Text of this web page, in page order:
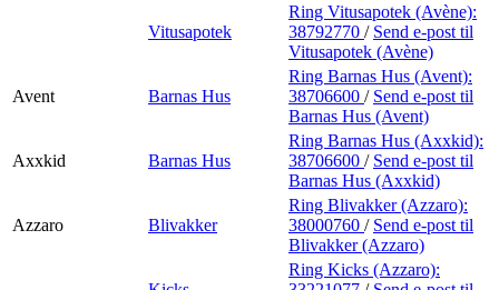
Vitusapotek
Ring Vitusapotek (Avène):
38792770 / Send e-post til
Vitusapotek (Avène)
Avent Barnas Hus
Ring Barnas Hus (Avent):
38706600 / Send e-post til
Barnas Hus (Avent)
Axxkid Barnas Hus
Ring Barnas Hus (Axxkid):
38706600 / Send e-post til
Barnas Hus (Axxkid)
Azzaro Blivakker
Ring Blivakker (Azzaro):
38000760 / Send e-post til
Blivakker (Azzaro)
Ring Kicks (Azzaro):